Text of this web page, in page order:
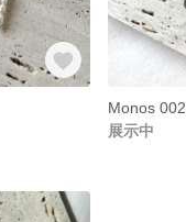
Monos 002
展示中